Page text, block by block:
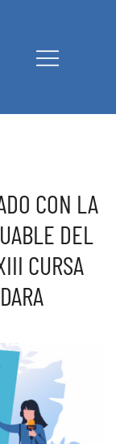
Alta
CON LA
DEL
CURSA